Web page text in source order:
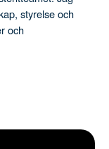
styrelse och
och